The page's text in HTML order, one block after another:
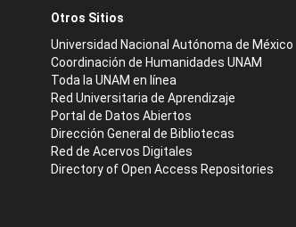
Otros Sitios
Universidad Nacional Autónoma de México
Coordinación de Humanidades UNAM
Toda la UNAM en línea
Red Universitaria de Aprendizaje
Portal de Datos Abiertos
Dirección General de Bibliotecas
Red de Acervos Digitales
Directory of Open Access Repositories